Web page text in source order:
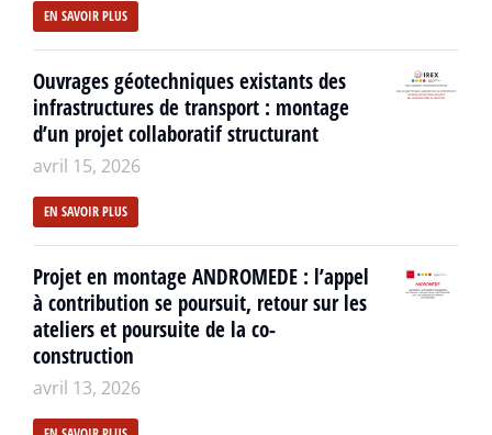
EN SAVOIR PLUS
Ouvrages géotechniques existants des
infrastructures de transport : montage
d’un projet collaboratif structurant
avril 15, 2026
EN SAVOIR PLUS
Projet en montage ANDROMEDE : l’appel
à contribution se poursuit, retour sur les
ateliers et poursuite de la co-
construction
avril 13, 2026